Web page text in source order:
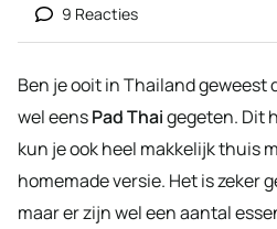
9 Reacties
Ben je ooit in Thailand geweest
wel eensPad Thaigegeten. Dit
kun je ook heel makkelijk thuis
homemade versie. Het is zeker
maar er zijn wel een aantal